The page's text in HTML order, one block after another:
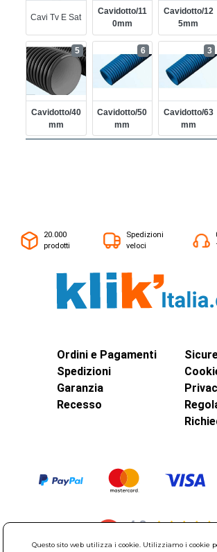
Cavi Tv E Sat
Cavidotto/11
0mm
Cavidotto/12
5mm
Cavidotto/40
Mm
5
Cavidotto/50
Mm
6
Cavidotto/63
Mm
3
20.000
prodotti
Spedizioni
veloci
Ordini e Pagamenti
Spedizioni
Garanzia
Recesso
Questo sito web utilizza i cookie. Utilizziamo i cookie